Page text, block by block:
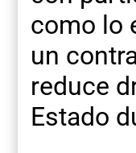
como lo
un
reduce
Estado